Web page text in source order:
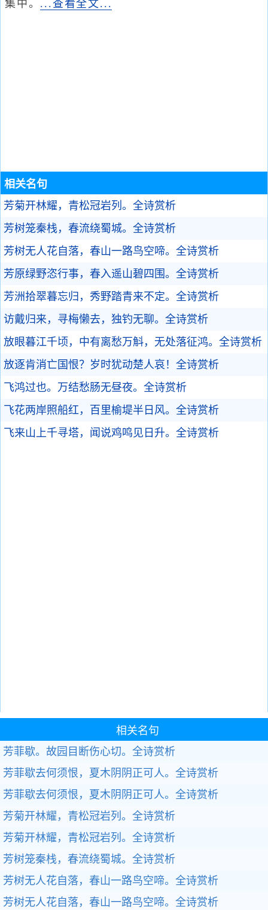
集中。 ...查看全文...
相关名句
芳菊开林耀，青松冠岩列。 全诗赏析
芳树笼秦栈，春流绕蜀城。 全诗赏析
芳树无人花自落，春山一路鸟空啼。 全诗赏析
芳原绿野恣行事，春入遥山碧四围。 全诗赏析
芳洲拾翠暮忘归，秀野踏青来不定。 全诗赏析
访戴归来，寻梅懒去，独钓无聊。 全诗赏析
放眼暮江千顷，中有离愁万斛，无处落征鸿。 全诗赏析
放逐肯消亡国恨？岁时犹动楚人哀！ 全诗赏析
飞鸿过也。万结愁肠无昼夜。 全诗赏析
飞花两岸照船红，百里榆堤半日风。 全诗赏析
飞来山上千寻塔，闻说鸡鸣见日升。 全诗赏析
相关名句
芳菲歇。故园目断伤心切。 全诗赏析
芳菲歇去何须恨，夏木阴阴正可人。 全诗赏析
芳菲歇去何须恨，夏木阴阴正可人。 全诗赏析
芳菊开林耀，青松冠岩列。 全诗赏析
芳菊开林耀，青松冠岩列。 全诗赏析
芳树笼秦栈，春流绕蜀城。 全诗赏析
芳树无人花自落，春山一路鸟空啼。 全诗赏析
芳树无人花自落，春山一路鸟空啼。 全诗赏析